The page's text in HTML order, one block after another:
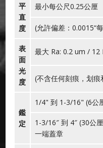
平
直
度
最小每公尺0.25公厘
(允許偏差：0.0015“
表
面
光
度
最大 Ra: 0.2 um / 12
(不含任何刻痕，划
鑑
定
1/4" 到 1-3/16" (6公
1-3/16″ 到 4″ (30公
一端蓋章